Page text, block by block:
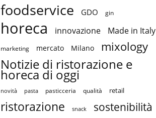
foodservice GDO gin
horeca innovazione Made in Italy
marketing mercato Milano mixology
Notizie di ristorazione e
horeca di oggi
novità pasta pasticceria qualità retail
ristorazione snack sostenibilità